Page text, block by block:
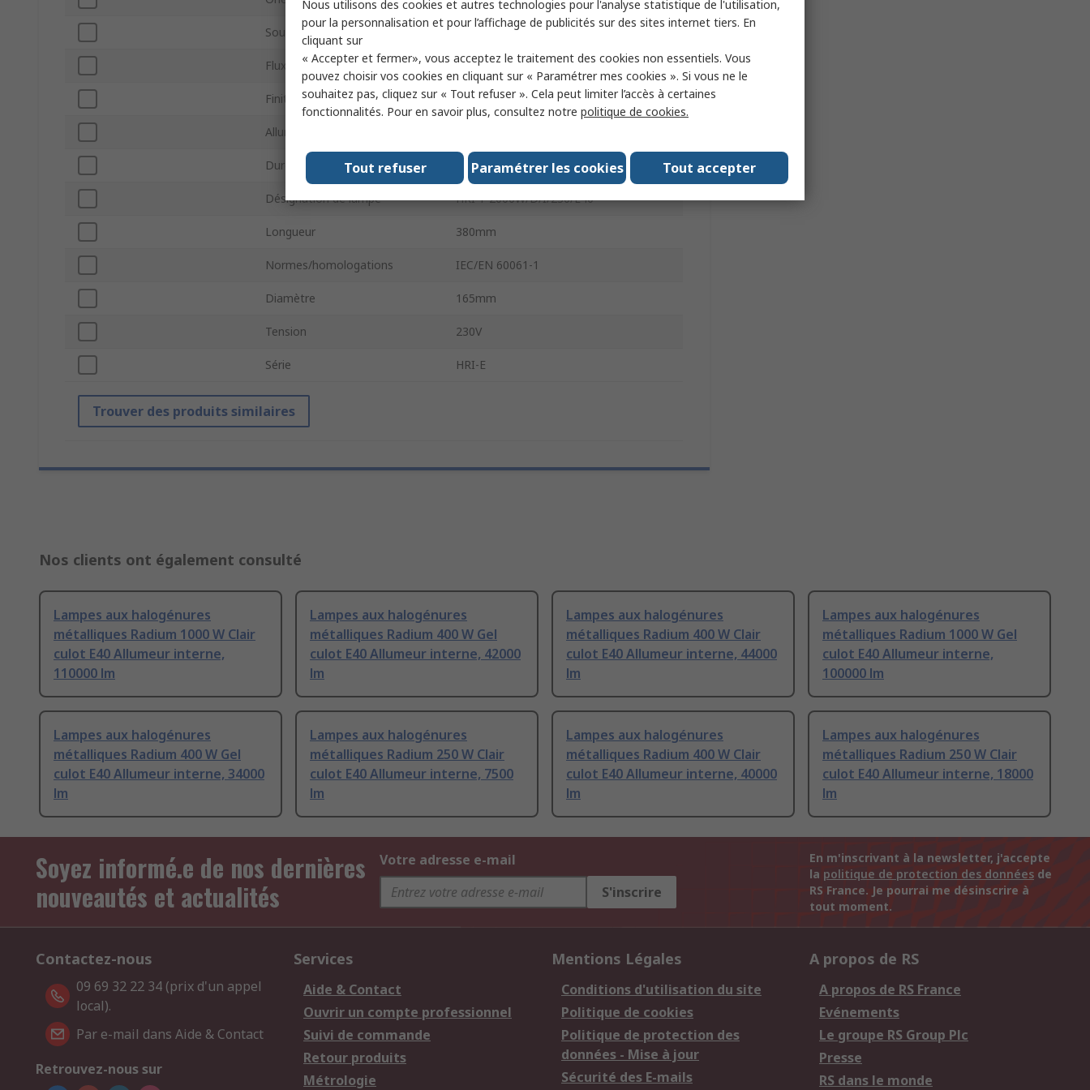
Sous type Lampes aux halogénures métalliques
Flux lumineux 110000lm
Finition de la lampe Clair
Allumeur interne
Durée de vie 13000h
Désignation de lampe HRI-T 2000W/D/I/230/E40
Longueur 380mm
Normes/homologations IEC/EN 60061-1
Diamètre 165mm
Tension 230V
Série HRI-E
Trouver des produits similaires
Nos clients ont également consulté
Lampes aux halogénures
métalliques Radium 1000 W Clair
culot E40 Allumeur interne,
110000 lm
Lampes aux halogénures
métalliques Radium 400 W Gel
culot E40 Allumeur interne, 42000
lm
Lampes aux halogénures
métalliques Radium 400 W Clair
culot E40 Allumeur interne, 44000
lm
Lampes aux halogénures
métalliques Radium 1000 W Gel
culot E40 Allumeur interne,
100000 lm
Lampes aux halogénures
métalliques Radium 400 W Gel
culot E40 Allumeur interne, 34000
lm
Lampes aux halogénures
métalliques Radium 250 W Clair
culot E40 Allumeur interne, 7500
lm
Lampes aux halogénures
métalliques Radium 400 W Clair
culot E40 Allumeur interne, 40000
lm
Lampes aux halogénures
métalliques Radium 250 W Clair
culot E40 Allumeur interne, 18000
lm
Soyez informé.e de nos dernières
nouveautés et actualités
Votre adresse e-mail
S'inscrire
En m'inscrivant à la newsletter, j'accepte
la politique de protection des données de
RS France. Je pourrai me désinscrire à
tout moment.
Contactez-nous
09 69 32 22 34 (prix d'un appel
local).
Par e-mail dans Aide & Contact
Retrouvez-nous sur
Services
Aide & Contact
Ouvrir un compte professionnel
Suivi de commande
Retour produits
Métrologie
Mentions Légales
Conditions d'utilisation du site
Politique de cookies
Politique de protection des
données - Mise à jour
Sécurité des E-mails
A propos de RS
A propos de RS France
Evénements
Le groupe RS Group Plc
Presse
RS dans le monde
Nous utilisons des cookies et autres technologies pour l'analyse statistique de l'utilisation,
pour la personnalisation et pour l’affichage de publicités sur des sites internet tiers. En
cliquant sur
« Accepter et fermer», vous acceptez le traitement des cookies non essentiels. Vous
pouvez choisir vos cookies en cliquant sur « Paramétrer mes cookies ». Si vous ne le
souhaitez pas, cliquez sur « Tout refuser ». Cela peut limiter l’accès à certaines
fonctionnalités. Pour en savoir plus, consultez notre politique de cookies.
Tout accepter
Paramétrer les cookies
Tout refuser